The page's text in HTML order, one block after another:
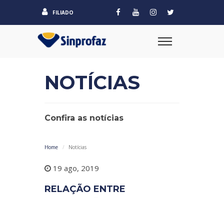
FILIADO
NOTÍCIAS
Confira as notícias
Home Notícias
19 ago, 2019
RELAÇÃO ENTRE